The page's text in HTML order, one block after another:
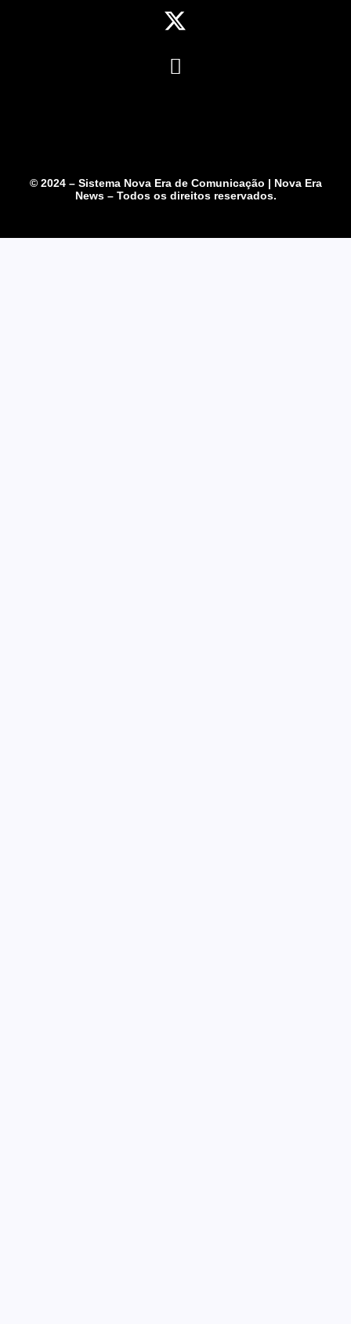
© 2024 – Sistema Nova Era de Comunicação | Nova Era
News – Todos os direitos reservados.